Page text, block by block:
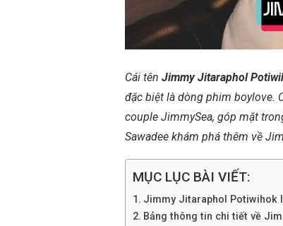
Cái tên Jimmy Jitaraphol
đặc biệt là dòng phim boylove.
couple JimmySea, góp mặt
Sawadee khám phá thêm về
MỤC LỤC BÀI VIẾT:
Jimmy Jitaraphol Potiwihok
Bảng thông tin chi tiết về